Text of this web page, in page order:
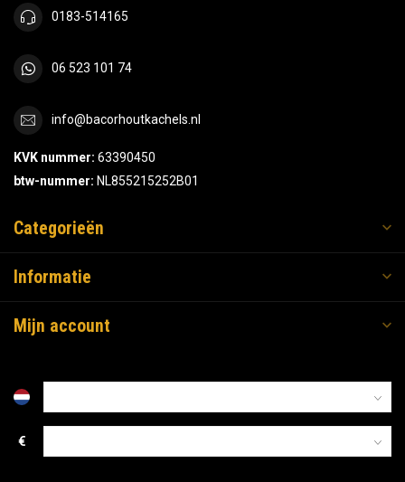
0183-514165
06 523 101 74
info@bacorhoutkachels.nl
KVK nummer: 63390450
btw-nummer: NL855215252B01
Categorieën
Informatie
Mijn account
€